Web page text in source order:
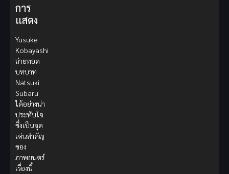
การ
แสดง
Yusuke
Kobayashi
ถ่ายทอด
บทบาท
Natsuki
Subaru
ได้อย่างน่า
ประทับใจ
ซึ่งเป็นจุด
เด่นสำคัญ
ของ
ภาพยนตร์
เรื่องนี้